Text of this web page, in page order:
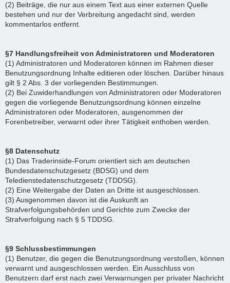
(2) Beiträge, die nur aus einem Text aus einer externen Quelle
bestehen und nur der Verbreitung angedacht sind, werden
kommentarlos entfernt.
§7 Handlungsfreiheit von Administratoren und Moderatoren
(1) Administratoren und Moderatoren können im Rahmen dieser
Benutzungsordnung Inhalte editieren oder löschen. Darüber hinaus
gilt § 2 Abs. 3 der vorliegenden Bestimmungen.
(2) Bei Zuwiderhandlungen von Administratoren oder Moderatoren
gegen die vorliegende Benutzungsordnung können einzelne
Administratoren oder Moderatoren, ausgenommen der
Forenbetreiber, verwarnt oder ihrer Tätigkeit enthoben werden.
§8 Datenschutz
(1) Das Traderinside-Forum orientiert sich am deutschen
Bundesdatenschutzgesetz (BDSG) und dem
Teledienstedatenschutzgesetz (TDDSG).
(2) Eine Weitergabe der Daten an Dritte ist ausgeschlossen.
(3) Ausgenommen davon ist die Auskunft an
Strafverfolgungsbehörden und Gerichte zum Zwecke der
Strafverfolgung nach § 5 TDDSG.
§9 Schlussbestimmungen
(1) Benutzer, die gegen die Benutzungsordnung verstoßen, können
verwarnt und ausgeschlossen werden. Ein Ausschluss von
Benutzern darf erst nach zwei Verwarnungen per privater Nachricht